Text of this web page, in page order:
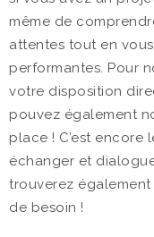
même de
attentes tout en
performantes. Pour
votre disposition
pouvez également
place ! C’est
échanger et
trouverez
de besoin !